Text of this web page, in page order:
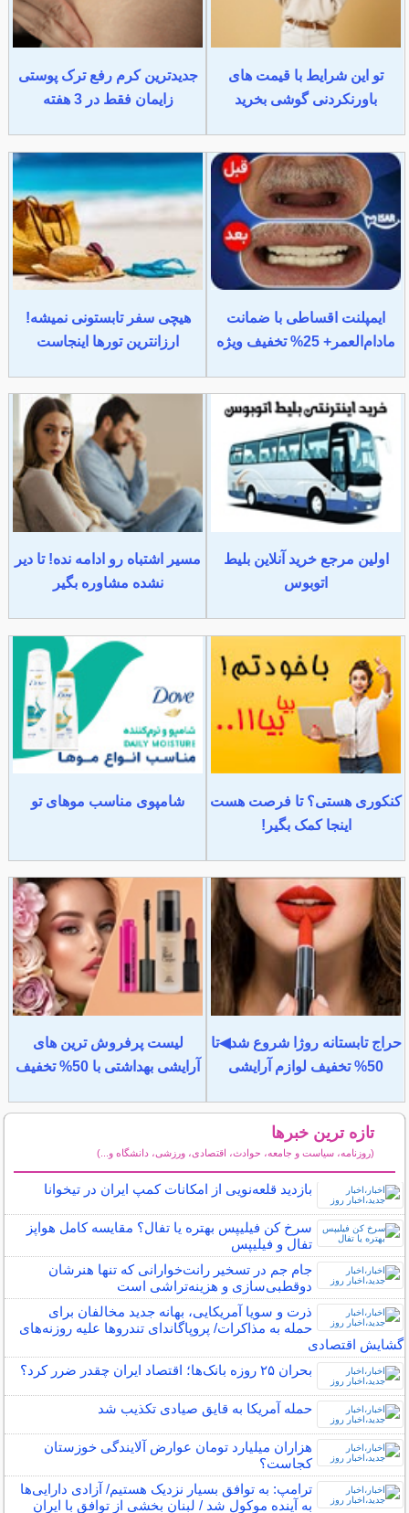
تو این شرایط با قیمت های
باورنکردنی گوشی بخرید
جدیدترین کرم رفع ترک پوستی
زایمان فقط در 3 هفته
ایمپلنت اقساطی با ضمانت
مادام‌العمر+ 25% تخفیف ویژه
هیچی سفر تابستونی نمیشه!
ارزانترین تورها اینجاست
اولین مرجع خرید آنلاین بلیط
اتوبوس
مسیر اشتباه رو ادامه نده! تا دیر
نشده مشاوره بگیر
کنکوری هستی؟ تا فرصت هست
اینجا کمک بگیر!
شامپوی مناسب موهای تو
حراج تابستانه روژا شروع شد◀تا
50% تخفیف لوازم آرایشی
لیست پرفروش ترین های
آرایشی بهداشتی با 50% تخفیف
تازه ترین خبرها
(روزنامه، سیاست و جامعه، حوادث، اقتصادی، ورزشی، دانشگاه و...)
بازدید قلعه‌نویی از امکانات کمپ‌ ایران در تیخوانا
سرخ کن فیلیپس بهتره یا تفال؟ مقایسه کامل هواپز
تفال و فیلیپس
جام جم در تسخیر رانت‌خوارانی که تنها هنرشان
دوقطبی‌سازی و هزینه‌تراشی است
ذرت و سویا آمریکایی، بهانه‌ جدید مخالفان برای
حمله به مذاکرات/ پروپاگاندای تندرو‌ها علیه روزنه‌های
گشایش اقتصادی
بحران ۲۵ روزه بانک‌ها؛ اقتصاد ایران چقدر ضرر کرد؟
حمله آمریکا به قایق صیادی تکذیب شد
هزاران میلیارد تومان عوارض آلایندگی خوزستان
کجاست؟
ترامپ: به توافق بسیار نزدیک هستیم/ آزادی دارایی‌ها
به آینده موکول شد / لبنان بخشی از توافق با ایران